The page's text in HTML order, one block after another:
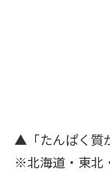
▲「たんぱく質
※北海道・東北